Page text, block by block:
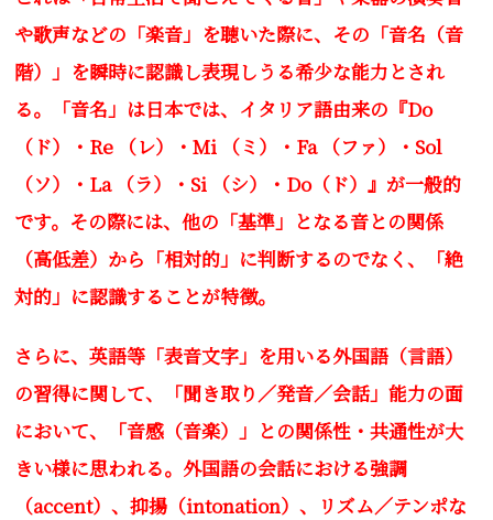
や歌声などの「楽音」を聴いた際に、その「音名（音
階）」を瞬時に認識し表現しうる希少な能力とされ
る。「音名」は日本では、イタリア語由来の『Do
（ド）・Re （レ）・Mi （ミ）・Fa （ファ）・Sol
（ソ）・La （ラ）・Si （シ）・Do（ド）』が一般的
です。その際には、他の「基準」となる音との関係
（高低差）から「相対的」に判断するのでなく、「絶
対的」に認識することが特徴。
さらに、英語等「表音文字」を用いる外国語（言語）
の習得に関して、「聞き取り／発音／会話」能力の面
において、「音感（音楽）」との関係性・共通性が大
きい様に思われる。外国語の会話における強調
（accent）、抑揚（intonation）、リズム／テンポな